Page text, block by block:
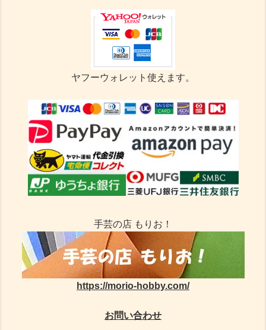
ヤフーウォレット使えます。
手芸の店 もりお！
https://morio-hobby.com/
お問い合わせ